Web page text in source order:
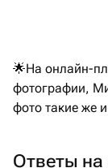
🌟На онлайн-
фотографии,
фото такие же
Ответы